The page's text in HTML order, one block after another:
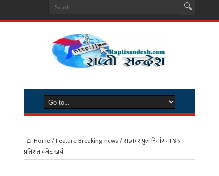
Home/Feature Breaking news/सडक र पुल निर्माणमा ४५
प्रतिशत बजेट खर्च